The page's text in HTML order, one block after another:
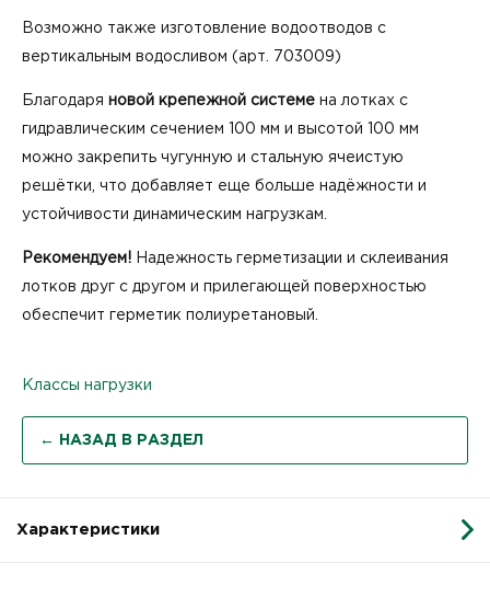
Возможно также изготовление водоотводов с
вертикальным водосливом (арт. 703009)
Благодаря новой крепежной системе на лотках с
гидравлическим сечением 100 мм и высотой 100 мм
можно закрепить чугунную и стальную ячеистую
решётки, что добавляет еще больше надёжности и
устойчивости динамическим нагрузкам.
Рекомендуем! Надежность герметизации и склеивания
лотков друг с другом и прилегающей поверхностью
обеспечит герметик полиуретановый
Классы нагрузки
← НАЗАД В РАЗДЕЛ
Характеристики